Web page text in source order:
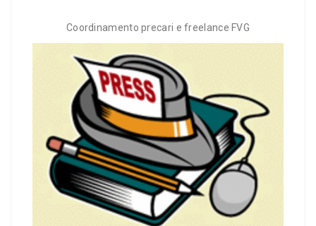
Coordinamento precari e freelance FVG